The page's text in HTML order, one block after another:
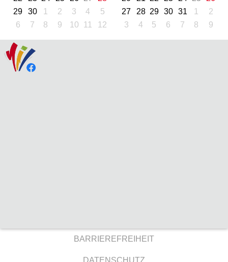
29
30 1 2 3 4
5
6
7 8 9 10 11 12
27
28 29 30 31 1
2
3
4 5 6 7 8 9
BARRIEREFREIHEIT
DATENSCHUTZ